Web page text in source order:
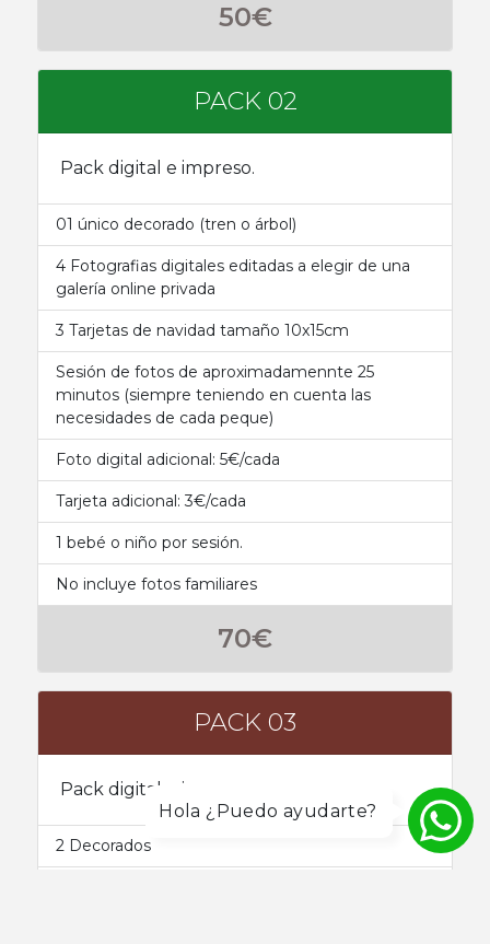
50€
PACK 02
Pack digital e impreso.
01 único decorado (tren o árbol)
4 Fotografias digitales editadas a elegir de una
galería online privada
3 Tarjetas de navidad tamaño 10x15cm
Sesión de fotos de aproximadamennte 25
minutos (siempre teniendo en cuenta las
necesidades de cada peque)
Foto digital adicional: 5€/cada
Tarjeta adicional: 3€/cada
1 bebé o niño por sesión.
No incluye fotos familiares
70€
PACK 03
Pack digital e impreso.
2 Decorados
Hola ¿Puedo ayudarte?